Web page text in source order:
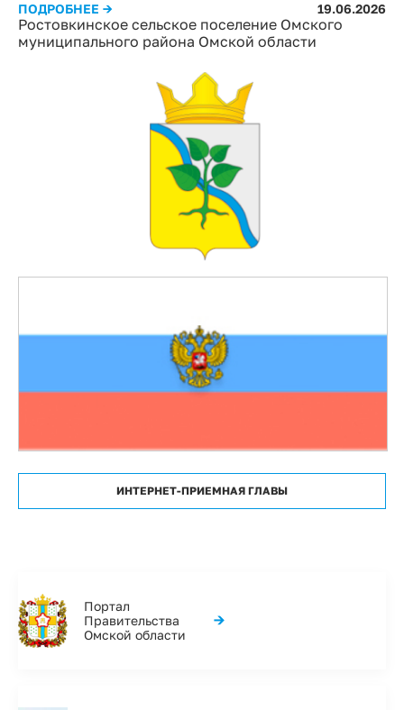
Ростовкинское сельское поселение Омского
муниципального района Омской области
ИНТЕРНЕТ-ПРИЕМНАЯ ГЛАВЫ
ПОДРОБНЕЕ → 19.06.2026
Портал
Правительства
Омской области
→